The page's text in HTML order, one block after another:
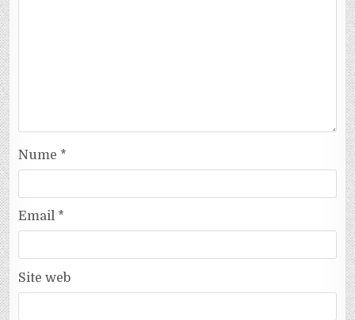
Nume *
Email *
Site web